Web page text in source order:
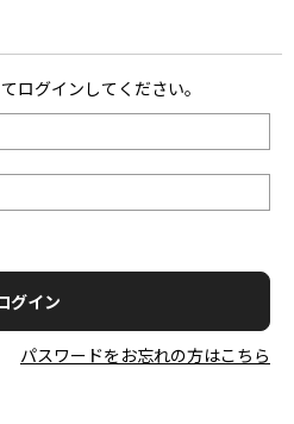
ログインしてください。
パスワードをお忘れの方はこちら